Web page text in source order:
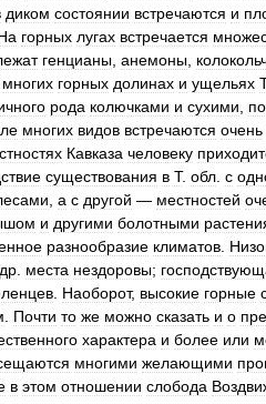
диком состоянии встречаются и
горных лугах встречается
генцианы анемоны
многих горных долинах и ущельях Т
рода колючками и сухими
многих видов встречаются очень
Кавказа человеку
существования в Т. обл с
а с другой — местностей
и другими болотными
разнообразие климатов
др места нездоровы;
Наоборот, высокие горные
Почти то же можно сказать и о
характера и более или
многими желающими
в этом отношении слобода